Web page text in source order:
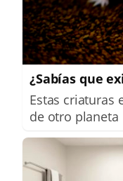
¿Sabías que
Estas criaturas
de otro planeta